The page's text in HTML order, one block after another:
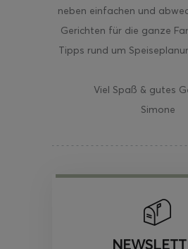
neben einfachen und
Gerichten für die ganze
Tipps rund um
Viel Spaß & gutes
Simone